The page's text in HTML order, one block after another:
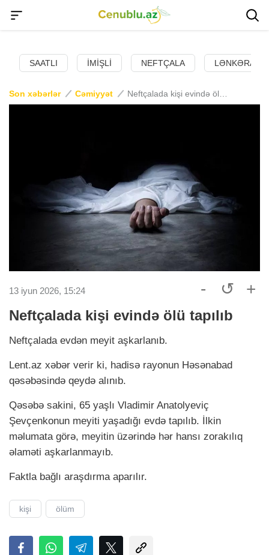
SAATLI İMIŞLI NEFTÇALA LƏNKƏRAN
Son xəbərlər Cəmiyyət
13 iyun 2026, 15:24 - ↺ +
Neftçalada kişi evində ölü tapılıb
Neftçalada evdən meyit aşkarlanıb.
Lent.аz xəbər verir ki, hadisə rayonun Həsənabad
qəsəbəsində qeydə alınıb.
Qəsəbə sakini, 65 yaşlı Vladimir Anatolyeviç
Şevçenkonun meyiti yaşadığı evdə tapılıb. İlkin
məlumata görə, meyitin üzərində hər hansı zorakılıq
əlaməti aşkarlanmayıb.
Faktla bağlı araşdırma aparılır.
kişi ölüm